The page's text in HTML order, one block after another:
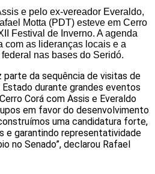
e pelo ex-vereador Everaldo,
Motta (PDT) esteve em Cerro
Festival de Inverno. A agenda
com as lideranças locais e a
nas bases do Seridó.
da sequência de visitas de
Estado durante grandes eventos
Corá com Assis e Everaldo
em favor do desenvolvimento
uma candidatura forte,
e garantindo representatividade
no Senado”, declarou Rafael